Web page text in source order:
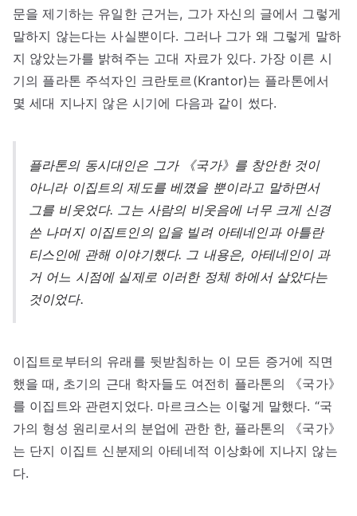
문을 제기하는 유일한 근거는, 그가 자신의 글에서 그렇게
말하지 않는다는 사실뿐이다. 그러나 그가 왜 그렇게 말하
지 않았는가를 밝혀주는 고대 자료가 있다. 가장 이른 시
기의 플라톤 주석자인 크란토르(Krantor)는 플라톤에서
몇 세대 지나지 않은 시기에 다음과 같이 썼다.
플라톤의 동시대인은 그가 《국가》를 창안한 것이
아니라 이집트의 제도를 베꼈을 뿐이라고 말하면서
그를 비웃었다. 그는 사람의 비웃음에 너무 크게 신경
쓴 나머지 이집트인의 입을 빌려 아테네인과 아틀란
티스인에 관해 이야기했다. 그 내용은, 아테네인이 과
거 어느 시점에 실제로 이러한 정체 하에서 살았다는
것이었다.
이집트로부터의 유래를 뒷받침하는 이 모든 증거에 직면
했을 때, 초기의 근대 학자들도 여전히 플라톤의 《국가》
를 이집트와 관련지었다. 마르크스는 이렇게 말했다. “국
가의 형성 원리로서의 분업에 관한 한, 플라톤의 《국가》
는 단지 이집트 신분제의 아테네적 이상화에 지나지 않는
다.